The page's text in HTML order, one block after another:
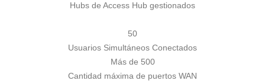
Hubs de Access Hub gestionados
50
Usuarios Simultáneos Conectados
Más de 500
Cantidad máxima de puertos WAN